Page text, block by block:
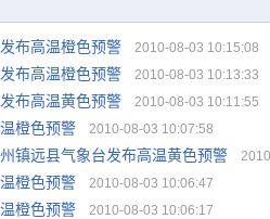
布高温橙色预警 2010-08-03 10:15:08
布高温橙色预警 2010-08-03 10:13:33
布高温黄色预警 2010-08-03 10:11:55
橙色预警 2010-08-03 10:07:58
镇远县气象台发布高温黄色预警
橙色预警 2010-08-03 10:06:47
橙色预警 2010-08-03 10:06:17